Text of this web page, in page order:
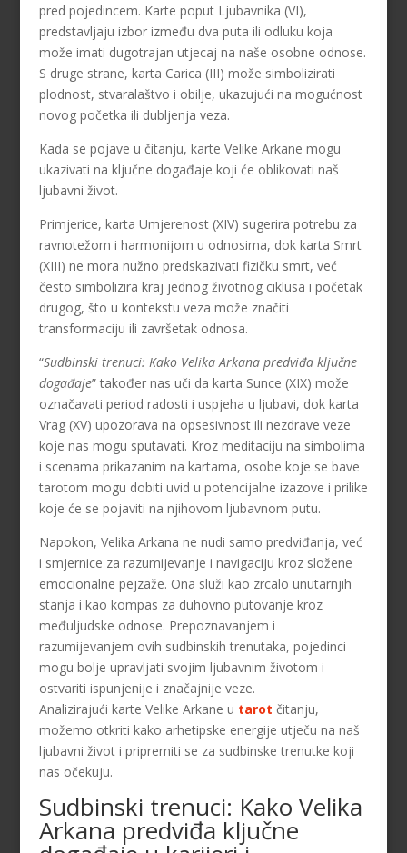
pred pojedincem. Karte poput Ljubavnika (VI),
predstavljaju izbor između dva puta ili odluku koja
može imati dugotrajan utjecaj na naše osobne odnose.
S druge strane, karta Carica (III) može simbolizirati
plodnost, stvaralaštvo i obilje, ukazujući na mogućnost
novog početka ili dubljenja veza.
Kada se pojave u čitanju, karte Velike Arkane mogu
ukazivati na ključne događaje koji će oblikovati naš
ljubavni život.
Primjerice, karta Umjerenost (XIV) sugerira potrebu za
ravnotežom i harmonijom u odnosima, dok karta Smrt
(XIII) ne mora nužno predskazivati fizičku smrt, već
često simbolizira kraj jednog životnog ciklusa i početak
drugog, što u kontekstu veza može značiti
transformaciju ili završetak odnosa.
“Sudbinski trenuci: Kako Velika Arkana predviđa ključne
događaje” također nas uči da karta Sunce (XIX) može
označavati period radosti i uspjeha u ljubavi, dok karta
Vrag (XV) upozorava na opsesivnost ili nezdrave veze
koje nas mogu sputavati. Kroz meditaciju na simbolima
i scenama prikazanim na kartama, osobe koje se bave
tarotom mogu dobiti uvid u potencijalne izazove i prilike
koje će se pojaviti na njihovom ljubavnom putu.
Napokon, Velika Arkana ne nudi samo predviđanja, već
i smjernice za razumijevanje i navigaciju kroz složene
emocionalne pejzaže. Ona služi kao zrcalo unutarnjih
stanja i kao kompas za duhovno putovanje kroz
međuljudske odnose. Prepoznavanjem i
razumijevanjem ovih sudbinskih trenutaka, pojedinci
mogu bolje upravljati svojim ljubavnim životom i
ostvariti ispunjenije i značajnije veze.
Analizirajući karte Velike Arkane u tarot čitanju,
možemo otkriti kako arhetipske energije utječu na naš
ljubavni život i pripremiti se za sudbinske trenutke koji
nas očekuju.
Sudbinski trenuci: Kako Velika
Arkana predviđa ključne